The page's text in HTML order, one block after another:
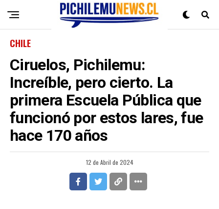
CHILE
Ciruelos, Pichilemu:
Increíble, pero cierto. La
primera Escuela Pública que
funcionó por estos lares, fue
hace 170 años
12 de Abril de 2024